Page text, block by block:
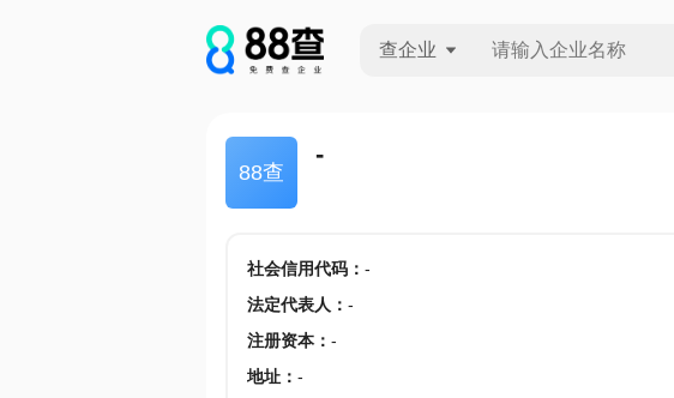
查企业
88查
-
社会信用代码： -
法定代表人 ： -
注册资本： -
地址： -